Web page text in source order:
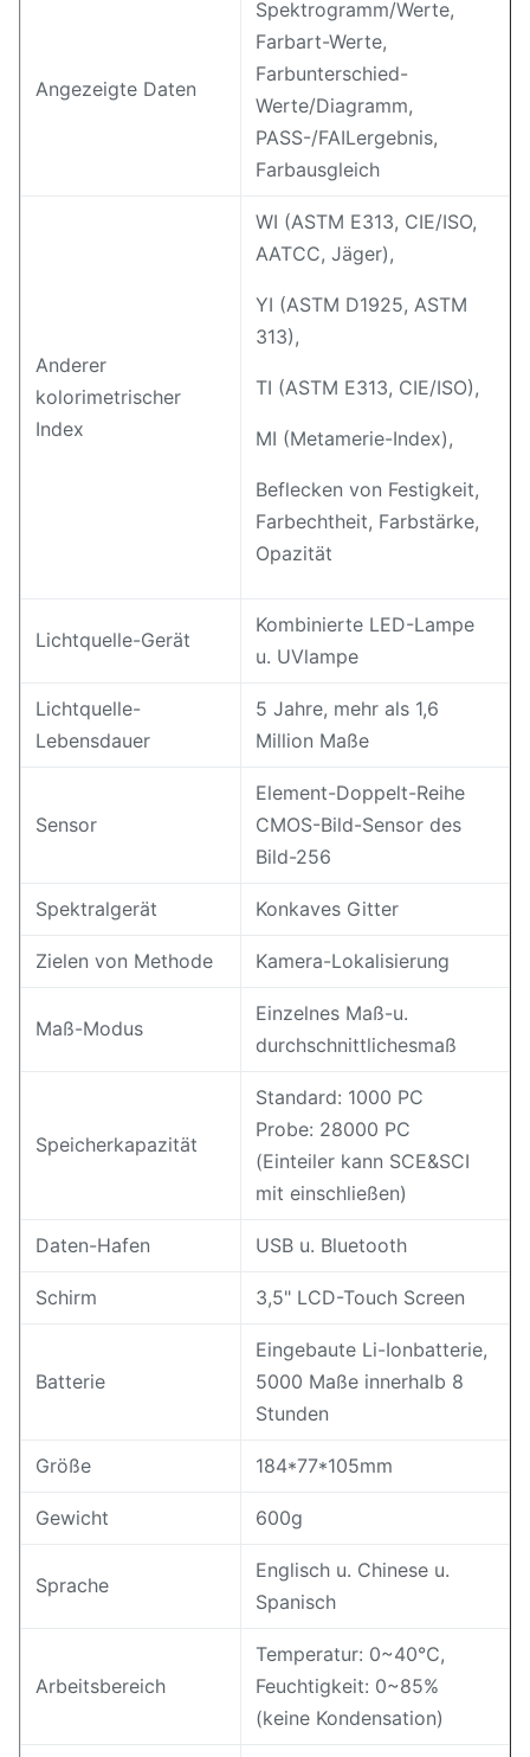
Angezeigte Daten
Spektrogramm/Werte,
Farbart-Werte,
Farbunterschied-
Werte/Diagramm,
PASS-/FAILergebnis,
Farbausgleich
Anderer
kolorimetrischer
Index
WI (ASTM E313, CIE/ISO,
AATCC, Jäger),
YI (ASTM D1925, ASTM
313),
TI (ASTM E313, CIE/ISO),
MI (Metamerie-Index),
Beflecken von Festigkeit,
Farbechtheit, Farbstärke,
Opazität
Lichtquelle-Gerät
Kombinierte LED-Lampe
u. UVlampe
Lichtquelle-
Lebensdauer
5 Jahre, mehr als 1,6
Million Maße
Sensor
Element-Doppelt-Reihe
CMOS-Bild-Sensor des
Bild-256
Spektralgerät Konkaves Gitter
Zielen von Methode Kamera-Lokalisierung
Maß-Modus
Einzelnes Maß-u.
durchschnittlichesmaß
Speicherkapazität
Standard: 1000 PC
Probe: 28000 PC
(Einteiler kann SCE&SCI
mit einschließen)
Daten-Hafen USB u. Bluetooth
Schirm 3,5" LCD-Touch Screen
Batterie
Eingebaute Li-Ionbatterie,
5000 Maße innerhalb 8
Stunden
Größe 184*77*105mm
Gewicht 600g
Sprache
Englisch u. Chinese u.
Spanisch
Arbeitsbereich
Temperatur: 0~40℃,
Feuchtigkeit: 0~85%
(keine Kondensation)